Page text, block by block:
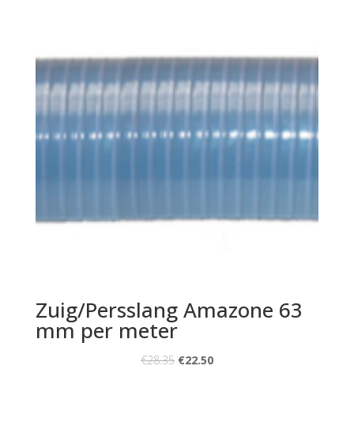
Zuig/Persslang Amazone 63
mm per meter
€28.35 €22.50